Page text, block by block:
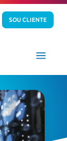
SOU CLIENTE
a